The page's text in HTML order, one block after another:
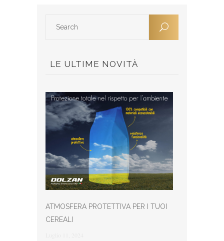
LE ULTIME NOVITÀ
ATMOSFERA PROTETTIVA PER I TUOI
CEREALI